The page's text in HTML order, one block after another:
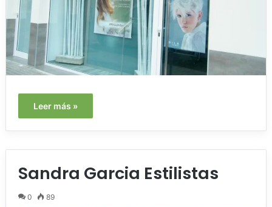
Leer más »
Sandra Garcia Estilistas
0 89